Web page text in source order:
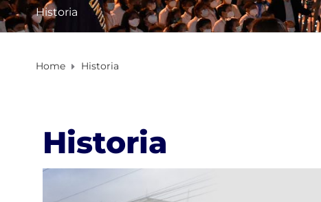
Historia
Home Historia
Historia